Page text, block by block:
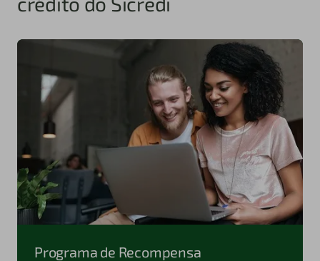
Programa de Recompensa